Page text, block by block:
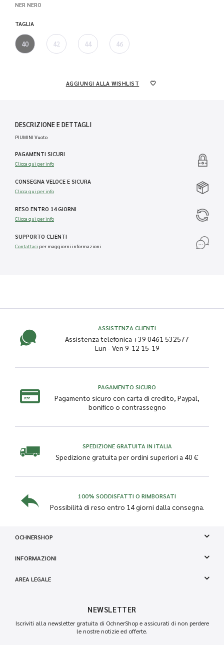
NER NERO
TAGLIA
40 42 44 46
AGGIUNGI ALLA WISHLIST
DESCRIZIONE E DETTAGLI
PIUMINI Vuoto
PAGAMENTI SICURI
Clicca qui per info
CONSEGNA VELOCE E SICURA
Clicca qui per info
RESO ENTRO 14 GIORNI
Clicca qui per info
SUPPORTO CLIENTI
Contattaci per maggiorni informazioni
ASSISTENZA CLIENTI
Assistenza telefonica +39 0461 532577
Lun - Ven 9-12 15-19
PAGAMENTO SICURO
Pagamento sicuro con carta di credito, Paypal,
bonifico o contrassegno
SPEDIZIONE GRATUITA IN ITALIA
Spedizione gratuita per ordini superiori a 40 €
100% SODDISFATTI O RIMBORSATI
Possibilità di reso entro 14 giorni dalla consegna.
OCHNERSHOP
INFORMAZIONI
AREA LEGALE
NEWSLETTER
Iscriviti alla newsletter gratuita di OchnerShop e assicurati di non perdere
le nostre notizie ed offerte.